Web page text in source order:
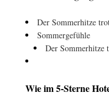
Der Sommerhitze
Sommergefühle
Der Sommerhitze
Wie im 5-Sterne